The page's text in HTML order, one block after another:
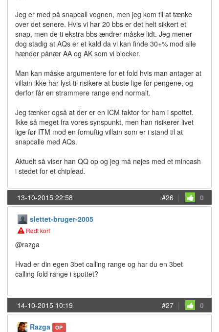
Jeg er med på snapcall vognen, men jeg kom til at tænke
over det senere. Hvis vi har 20 bbs er det helt sikkert et
snap, men de ti ekstra bbs ændrer måske lidt. Jeg mener
dog stadig at AQs er et kald da vi kan finde 30+% mod alle
hænder pånær AA og AK som vi blocker.
Man kan måske argumentere for et fold hvis man antager at
villain ikke har lyst til risikere at buste lige før pengene, og
derfor får en strammere range end normalt.
Jeg tænker også at der er en ICM faktor for ham i spottet.
Ikke så meget fra vores synspunkt, men han risikerer livet
lige før ITM mod en fornuftig villain som er i stand til at
snapcalle med AQs.
Aktuelt så viser han QQ op og jeg må nøjes med et mincash
i stedet for et chiplead.
13-10-2015 22:58 #26 | 0
slettet-bruger-2005
Rødt kort
@razga
Hvad er din egen 3bet calling range og har du en 3bet
calling fold range i spottet?
14-10-2015 10:19 #27 | 0
Razga OP